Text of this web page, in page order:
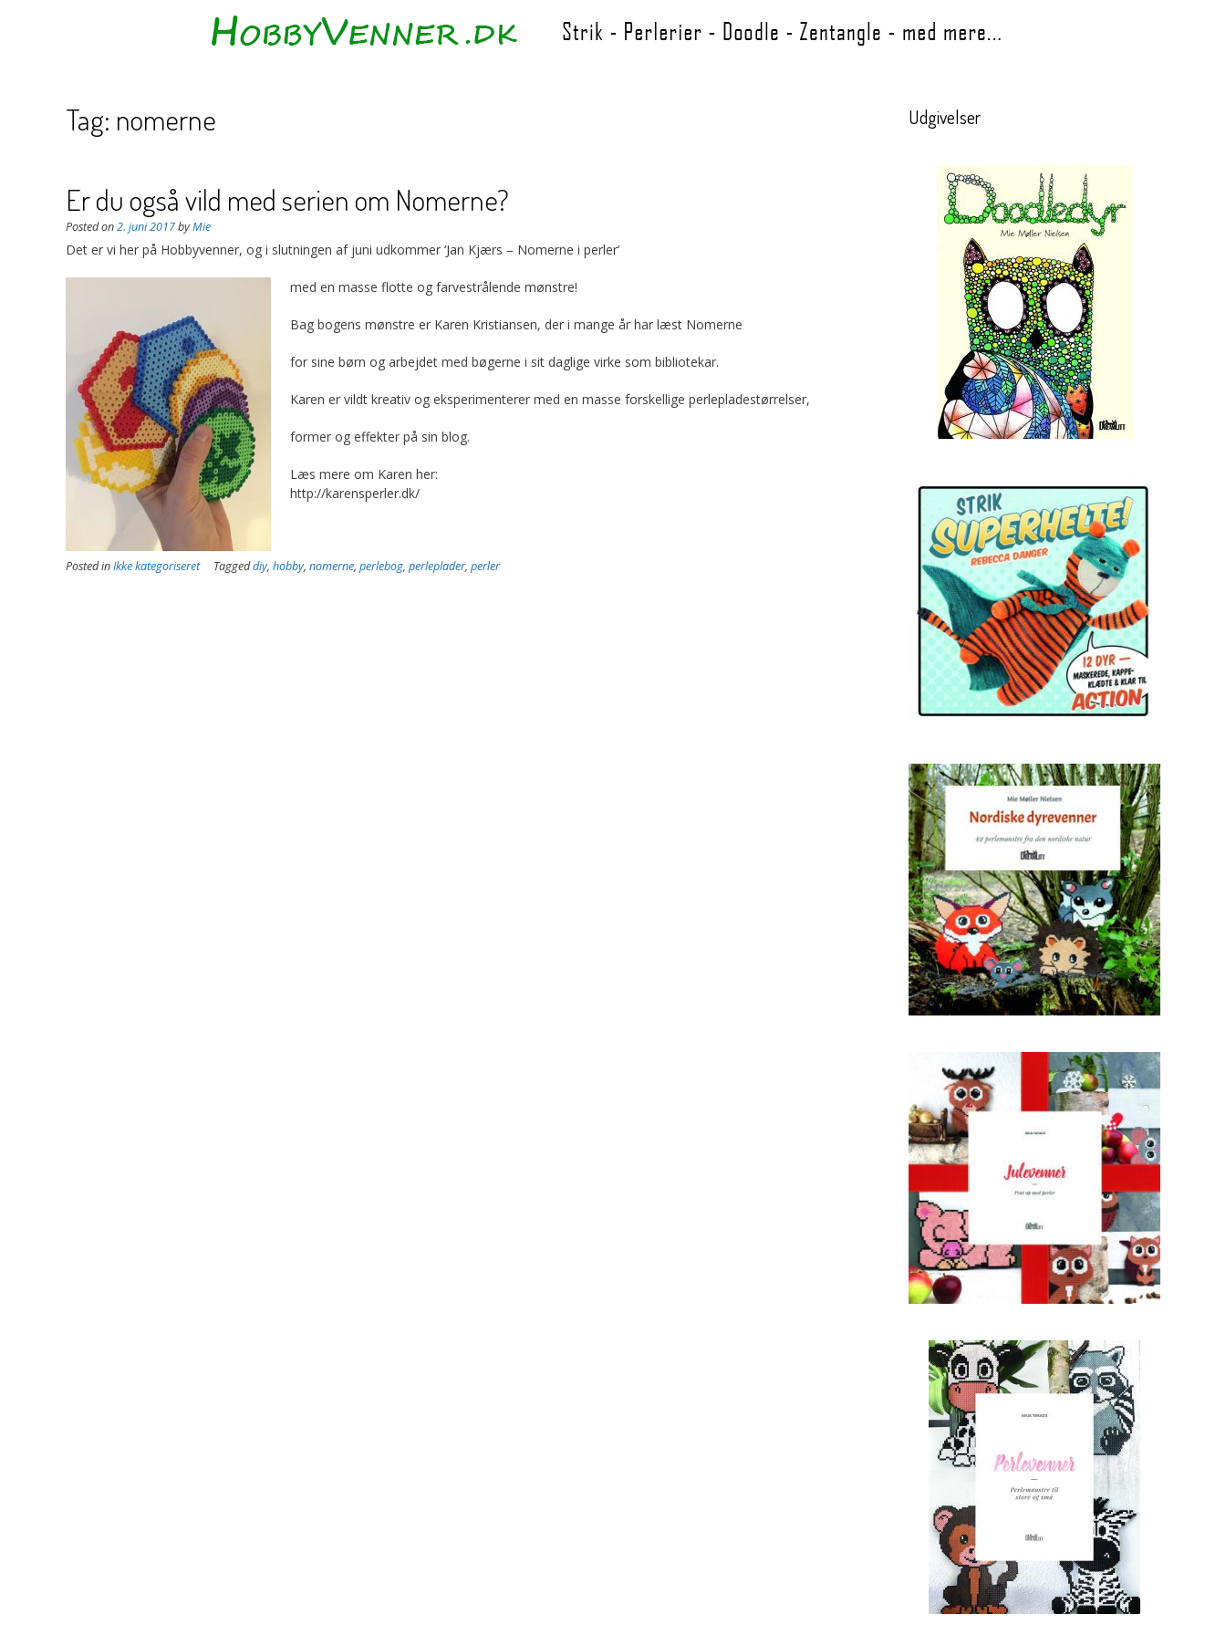
Tag: nomerne
Er du også vild med serien om Nomerne?
Posted on2. juni 2017byMie
Det er vi her på Hobbyvenner, og i slutningen af juni udkommer ‘Jan Kjærs – Nomerne i perler’
med en masse flotte og farvestrålende mønstre!
Bag bogens mønstre er Karen Kristiansen, der i mange år har læst Nomerne
for sine børn og arbejdet med bøgerne i sit daglige virke som bibliotekar.
Karen er vildt kreativ og eksperimenterer med en masse forskellige perlepladestørrelser,
former og effekter på sin blog.
Læs mere om Karen her:
http://karensperler.dk/
Posted inIkke kategoriseret Taggeddiy, hobby, nomerne, perlebog, perleplader, perler
Udgivelser